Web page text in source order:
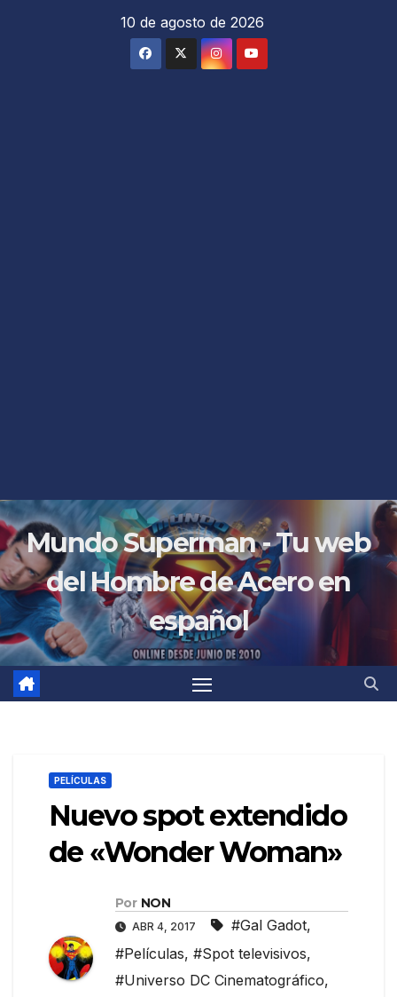
10 de agosto de 2026
Mundo Superman - Tu web
del Hombre de Acero en
español
PELÍCULAS
Nuevo spot extendido
de «Wonder Woman»
Por NON
ABR 4, 2017 #Gal Gadot,
#Películas, #Spot televisivos,
#Universo DC Cinematográfico,